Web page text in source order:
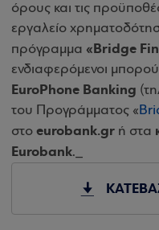
όρους και τις
εργαλείο
πρόγραμμα «Bridge
ενδιαφερόμενοι
EuroPhone Banking
του Προγράμματος «
στο eurobank.gr ή στα
Eurobank._